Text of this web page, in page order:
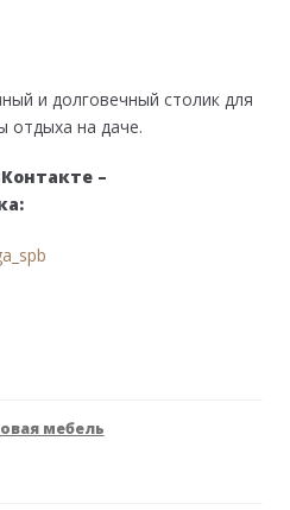
и долговечный столик для
отдыха на даче.
–
мебель